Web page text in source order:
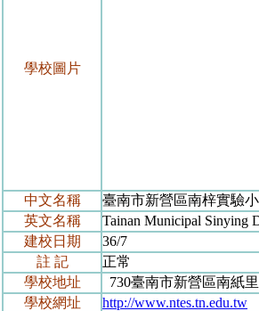
學校圖片
中文名稱
臺南市新營區南梓實驗
英文名稱
Tainan Municipal Sinying
建校日期
36/7
註 記
正常
學校地址
730臺南市新營區南紙
學校網址
http://www.ntes.tn.edu.tw